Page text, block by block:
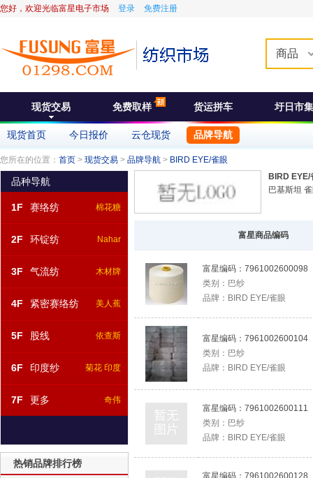
您好，欢迎光临富星电子市场 登录 免费注册
商品
现货交易 免费取样 货运拼车 圩日市集
现货首页 今日报价 云仓现货 品牌导航
您所在的位置： 首页 > 现货交易 > 品牌导航 > BIRD EYE/雀眼
品种导航
1F 赛络纺 棉花糖
2F 环锭纺 Nahar
3F 气流纺 木材牌
4F 紧密赛络纺 美人蕉
5F 股线 依查斯
6F 印度纱 菊花 印度
7F 更多 奇伟
热销品牌排行榜
BIRD EYE/
巴基斯坦
富星商品编码
富星编码： 7961002600098
类别： 巴纱
品牌： BIRD EYE/雀眼
富星编码： 7961002600104
类别： 巴纱
品牌： BIRD EYE/雀眼
富星编码： 7961002600111
类别： 巴纱
品牌： BIRD EYE/雀眼
富星编码： 7961002600128